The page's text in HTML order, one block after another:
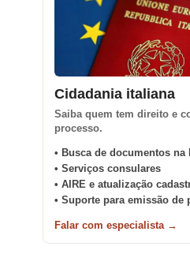
Cidadania italiana
Saiba quem tem direito e
processo.
• Busca de documentos na
• Serviços consulares
• AIRE e atualização
• Suporte para emissão de
Falar com especialista →